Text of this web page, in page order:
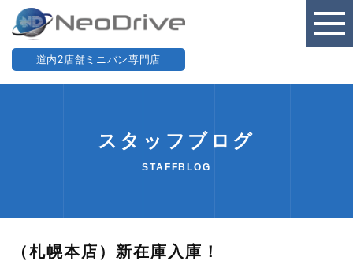
道内2店舗ミニバン専門店
スタッフブログ
STAFFBLOG
（札幌本店）新在庫入庫！